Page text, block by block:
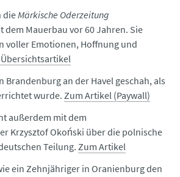
dieMärkische Oderzeitung
Mauerbau vor 60 Jahren. Sie
voller Emotionen, Hoffnung und
Brandenburg an der Havel geschah, als
wurde. Zum Artikel (Paywall)
außerdem mit dem
Krzysztof Okoński über die polnische
Teilung. Zum Artikel
ein Zehnjähriger in Oranienburg den